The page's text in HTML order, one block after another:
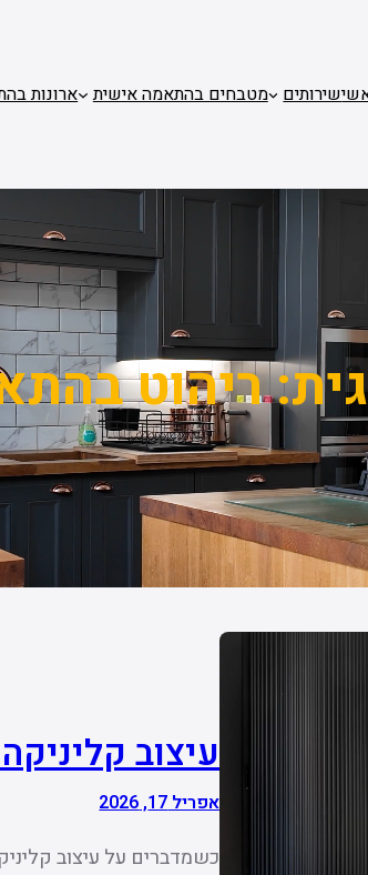
שירותים מטבחים בהתאמה אישית ארונות
ריהוט
עיצוב
אפריל 17, 2026
כשמדברים על עיצוב